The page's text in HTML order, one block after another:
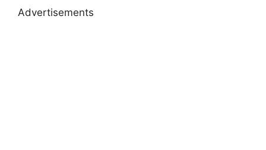
Advertisements